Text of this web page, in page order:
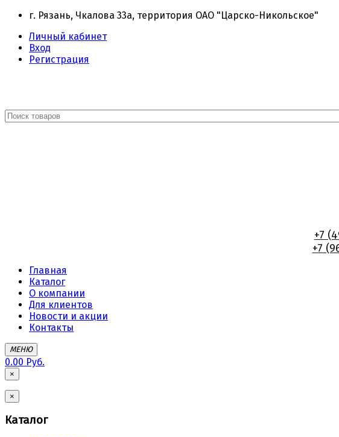
г. Рязань, Чкалова 33а, территория ОАО "Царско-Никольское"
Личный кабинет
Вход
Регистрация
+7
+7
Главная
Каталог
О компании
Для клиентов
Новости и акции
Контакты
МЕНЮ
0.00 Руб.
×
×
Каталог